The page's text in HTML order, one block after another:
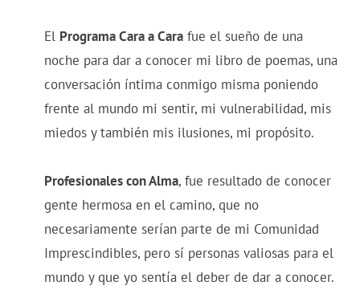
El Programa Cara a Cara fue el sueño de una
noche para dar a conocer mi libro de poemas, una
conversación íntima conmigo misma poniendo
frente al mundo mi sentir, mi vulnerabilidad, mis
miedos y también mis ilusiones, mi propósito.
Profesionales con Alma, fue resultado de conocer
gente hermosa en el camino, que no
necesariamente serían parte de mi Comunidad
Imprescindibles, pero sí personas valiosas para el
mundo y que yo sentía el deber de dar a conocer.